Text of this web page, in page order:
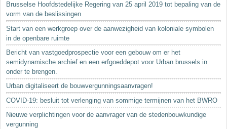
Brusselse Hoofdstedelijke Regering van 25 april 2019 tot bepaling van de
vorm van de beslissingen
Start van een werkgroep over de aanwezigheid van koloniale symbolen
in de openbare ruimte
Bericht van vastgoedprospectie voor een gebouw om er het
semidynamische archief en een erfgoeddepot voor Urban.brussels in
onder te brengen.
Urban digitaliseert de bouwvergunningsaanvragen!
COVID-19: besluit tot verlenging van sommige termijnen van het BWRO
Nieuwe verplichtingen voor de aanvrager van de stedenbouwkundige
vergunning